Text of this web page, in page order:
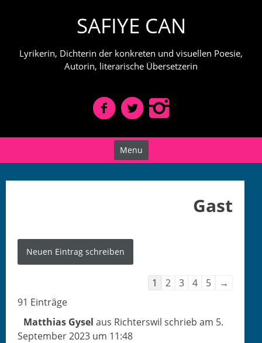
SAFIYE CAN
Lyrikerin, Dichterin der konkreten und visuellen Poesie,
Autorin, literarische Übersetzerin
Menu
Gast
Nav­
tion
1 2 3 4 5
→
91 Ein­träge
Matthias Gysel aus Richterswil schrieb am 5.
Sep­tem­ber 2023 um 11:48